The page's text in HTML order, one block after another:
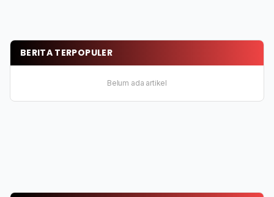
BERITA TERPOPULER
Belum ada artikel